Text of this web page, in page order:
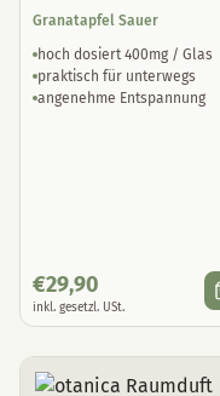
Granatapfel Sauer
hoch dosiert 400mg / Glas
praktisch für unterwegs
angenehme Entspannung
€29,90
inkl. gesetzl. USt.